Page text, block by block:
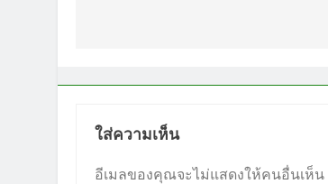
ใส่ความเห็น
อีเมลของคุณจะไม่แสดงให้คนอื่นเห็น